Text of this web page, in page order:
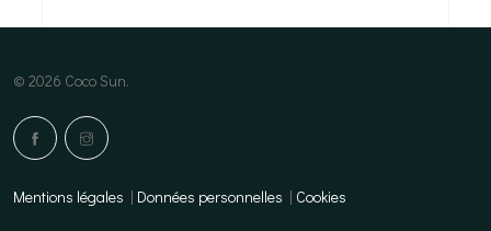
© 2026 Coco Sun.
Mentions légales | Données personnelles | Cookies